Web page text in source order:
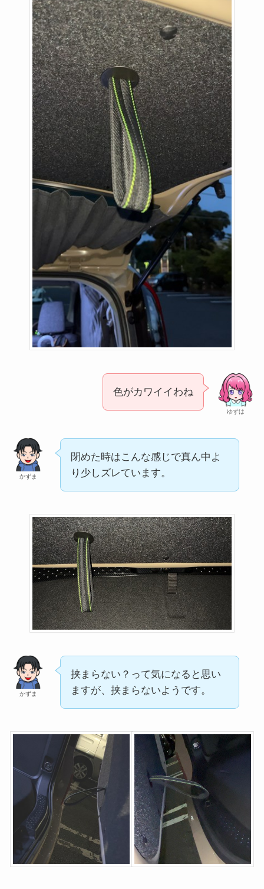
ゆずは
色がカワイイわね
かずま
閉めた時はこんな感じで真ん中よ
り少しズレています。
かずま
挟まらない？って気になると思い
ますが、挟まらないようです。